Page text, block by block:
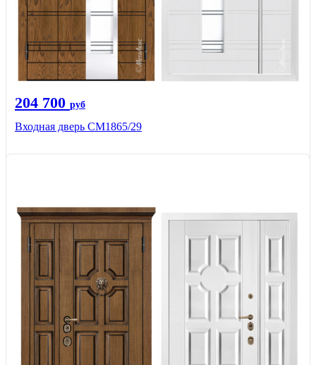
204 700 руб
Входная дверь СМ1865/29